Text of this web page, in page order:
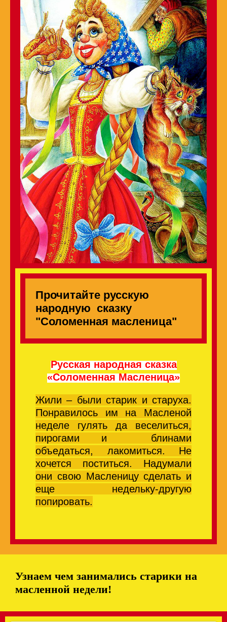
Прочитайте русскую
народную сказку
"Соломенная масленица"
Русская народная сказка
«Соломенная Масленица»
Жили – были старик и старуха.
Понравилось им на Масленой
неделе гулять да веселиться,
пирогами и блинами
объедаться, лакомиться. Не
хочется поститься. Надумали
они свою Масленицу сделать и
еще недельку-другую
попировать.
Узнаем чем занимались старики на
масленной недели!